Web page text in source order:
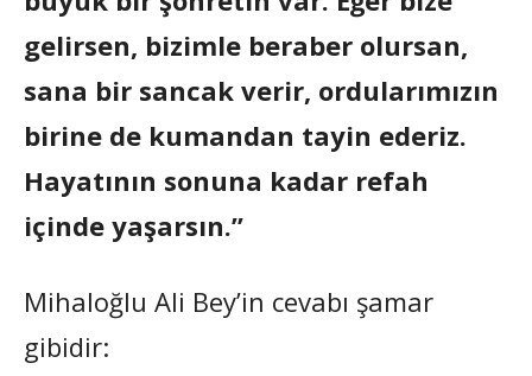
gelirsen, bizimle beraber olursan,
sana bir sancak verir, ordularımızın
birine de kumandan tayin ederiz.
Hayatının sonuna kadar refah
içinde yaşarsın.”
Mihaloğlu Ali Bey’in cevabı şamar
gibidir: